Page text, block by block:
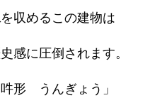
を収めるこの建物は
感に圧倒されます。
形 うんぎょう」